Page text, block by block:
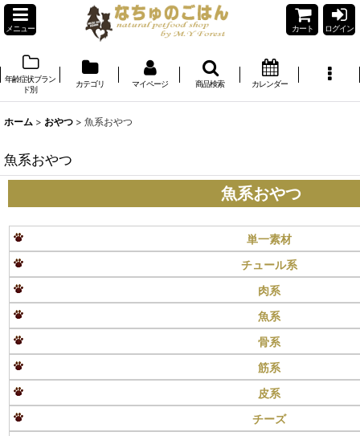
メニュー カート ログイン
年齢症状ブラン
ド別
カテゴリ マイページ 商品検索 カレンダー
ホーム > おやつ > 魚系おやつ
魚系おやつ
魚系おやつ
単一素材
チュール系
肉系
魚系
骨系
筋系
皮系
チーズ